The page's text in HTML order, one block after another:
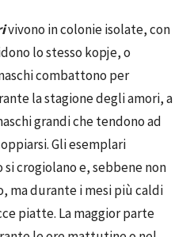
vivono in colonie isolate, con
lo stesso kopje, o
combattono per
la stagione degli amori, a
grandi che tendono ad
Gli esemplari
crogiolano e, sebbene non
ma durante i mesi più caldi
piatte. La maggior parte